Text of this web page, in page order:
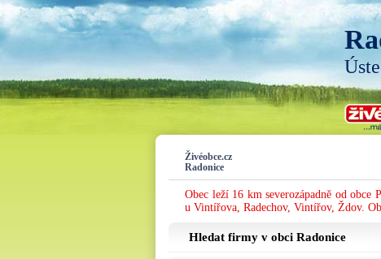
Živéobce.cz
Radonice
Obec leží 16 km severozápadně od
u Vintířova, Radechov, Vintířov, Ždov.
Hledat firmy v obci Radonice